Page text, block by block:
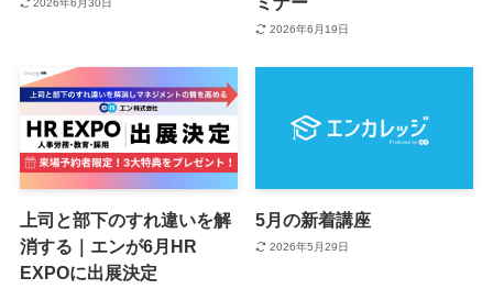
2026年6月19日
上司と部下のすれ違いを解
消する｜エンが6月HR
EXPOに出展決定
5月の新着講座
2026年5月29日